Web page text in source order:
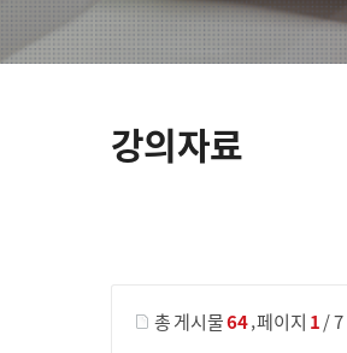
강의자료
총 게시물64,페이지 1/ 7